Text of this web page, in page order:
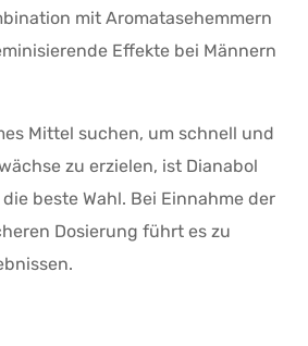
mit Aromatasehemmern
Effekte bei Männern
Mittel suchen, um schnell und
zu erzielen, ist Dianabol
beste Wahl. Bei Einnahme der
Dosierung führt es zu